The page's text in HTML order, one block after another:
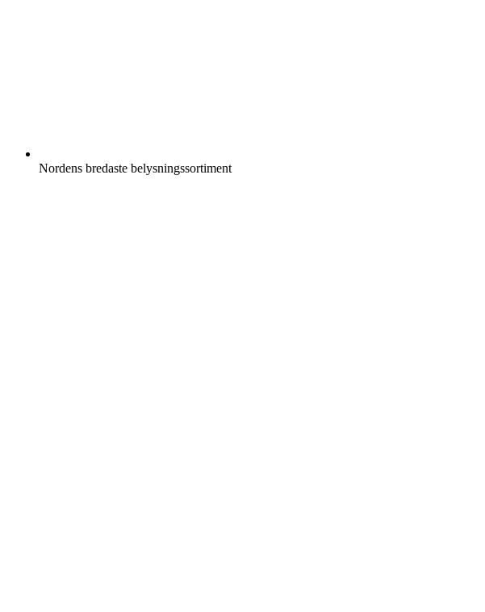
Nordens bredaste belysningssortiment